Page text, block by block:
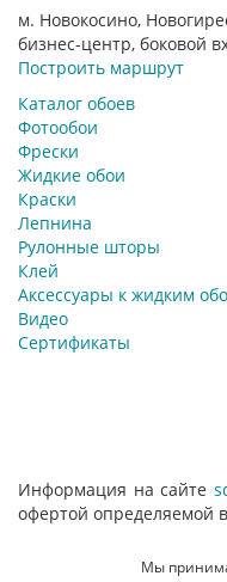
м. Новокосино,
бизнес-центр, боковой
Построить маршрут
Каталог обоев
Фотообои
Фрески
Жидкие обои
Краски
Лепнина
Рулонные шторы
Клей
Аксессуары к жидким
Видео
Сертификаты
Информация на сайте
офертой определяемой
Мы